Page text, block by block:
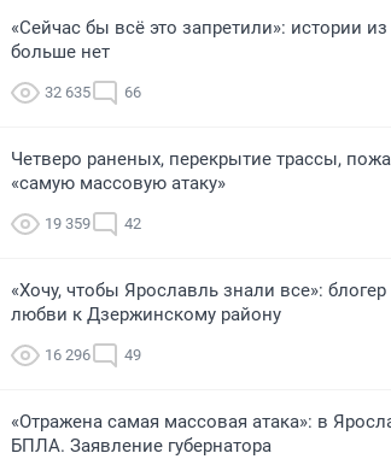
«Сейчас бы всё это запретили»: истории
больше нет
32 635 66
Четверо раненых, перекрытие трассы,
«самую массовую атаку»
19 359 42
«Хочу, чтобы Ярославль знали все»:
любви к Дзержинскому району
16 296 49
«Отражена самая массовая атака»: в
БПЛА. Заявление губернатора